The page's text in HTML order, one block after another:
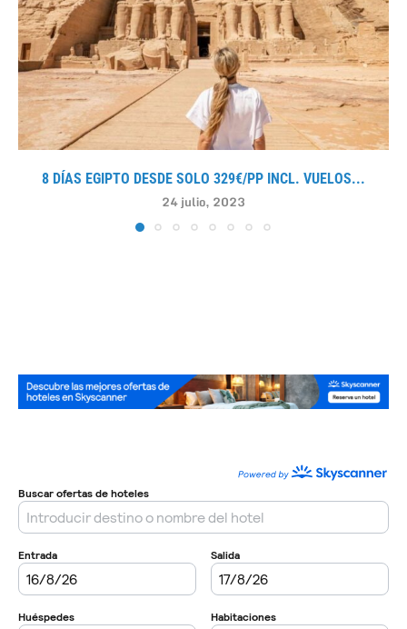
8 DÍAS EGIPTO DESDE SOLO 329€/PP INCL. VUELOS...
24 julio, 2023